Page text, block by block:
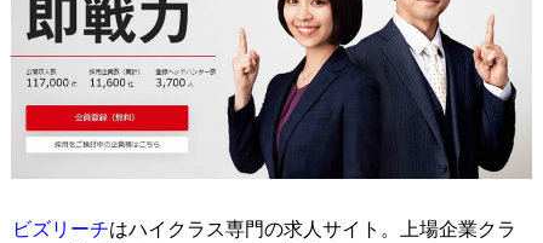
ビズリーチはハイクラス専門の求人サイト。上場企業クラ